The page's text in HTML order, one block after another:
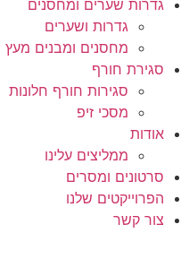
גדרות שערים ומחסנים
גדרות ושערים
מחסנים ומבנים מעץ
סגירת חורף
סגירות חורף חלונות
מסכי זיפ
אודות
ממליצים עלינו
סרטונים ומסרים
הפרוייקטים שלנו
צור קשר